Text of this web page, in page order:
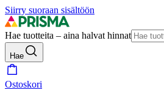
Siirry suoraan sisältöön
Hae tuotteita – aina halvat hinnat
Hae
Ostoskori